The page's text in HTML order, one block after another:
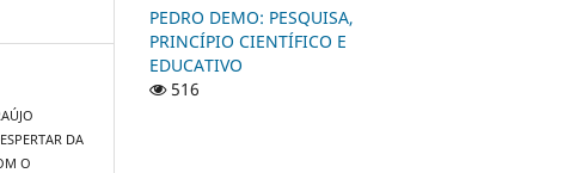
DA
O
PEDRO DEMO: PESQUISA,
PRINCÍPIO CIENTÍFICO E
EDUCATIVO
516